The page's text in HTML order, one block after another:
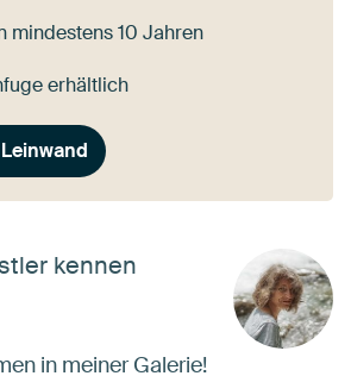
mindestens 10 Jahren
erhältlich
kennen
in meiner Galerie!